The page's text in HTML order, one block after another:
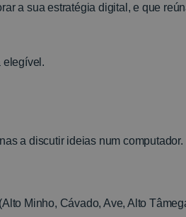
a sua estratégia digital, e que
elegível.
Minho, Cávado, Ave, Alto